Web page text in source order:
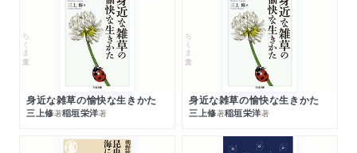
ちくま文庫
身近な雑草の愉快な生きかた
三上修著稲垣栄洋著
ちくま文庫
身近な雑草の愉快な生きかた
三上修著稲垣栄洋著